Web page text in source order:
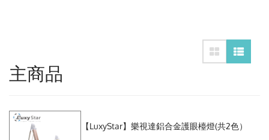
主商品
【LuxyStar】樂視達鋁合金護眼檯燈(共2色）